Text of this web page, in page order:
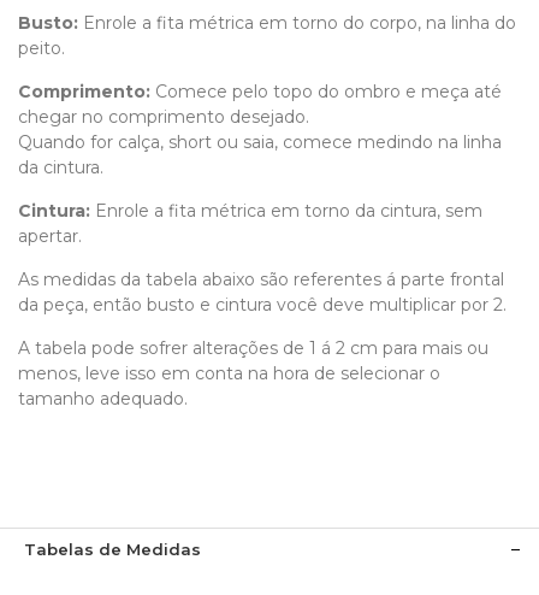
Busto: Enrole a fita métrica em torno do corpo, na linha do
peito.
Comprimento: Comece pelo topo do ombro e meça até
chegar no comprimento desejado.
Quando for calça, short ou saia, comece medindo na linha
da cintura.
Cintura: Enrole a fita métrica em torno da cintura, sem
apertar.
As medidas da tabela abaixo são referentes á parte frontal
da peça, então busto e cintura você deve multiplicar por 2.
A tabela pode sofrer alterações de 1 á 2 cm para mais ou
menos, leve isso em conta na hora de selecionar o
tamanho adequado.
Tabelas de Medidas